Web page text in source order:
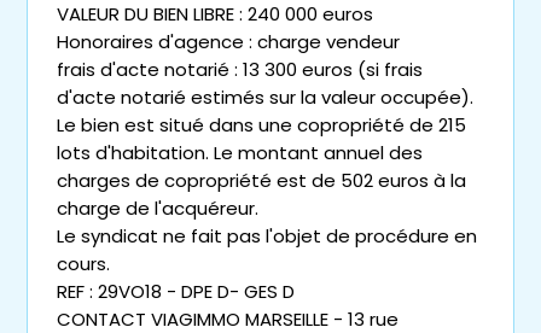
VALEUR DU BIEN LIBRE : 240 000 euros
Honoraires d'agence : charge vendeur
frais d'acte notarié : 13 300 euros (si frais
d'acte notarié estimés sur la valeur occupée).
Le bien est situé dans une copropriété de 215
lots d'habitation. Le montant annuel des
charges de copropriété est de 502 euros à la
charge de l'acquéreur.
Le syndicat ne fait pas l'objet de procédure en
cours.
REF : 29VO18 - DPE D- GES D
CONTACT VIAGIMMO MARSEILLE - 13 rue